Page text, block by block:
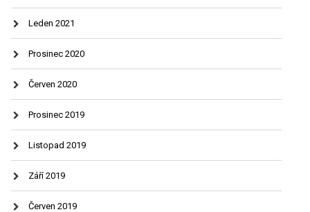
Leden 2021
Prosinec 2020
Červen 2020
Prosinec 2019
Listopad 2019
Září 2019
Červen 2019